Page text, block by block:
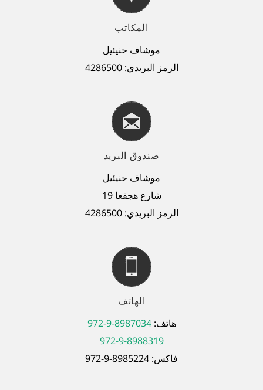
المكاتب
موشاف حنيئيل
الرمز البريدي: 4286500
صندوق البريد
موشاف حنيئيل
شارع هجفعا 19
الرمز البريدي: 4286500
الهاتف
هاتف:
972-9-8987034
972-9-8988319
فاكس: 972-9-8985224